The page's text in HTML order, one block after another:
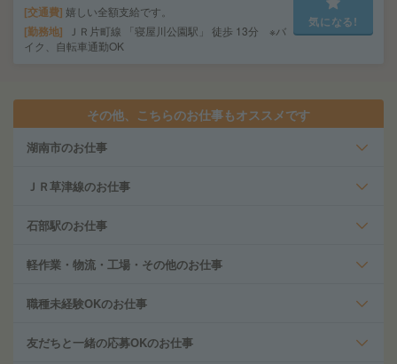
交通費 嬉しい全額支給です。
勤務地
ＪＲ片町線 「寝屋川公園駅」 徒歩 13分 ※バ
イク、自転車通勤OK
気になる!
その他、こちらのお仕事もオススメです
湖南市のお仕事
ＪＲ草津線のお仕事
石部駅のお仕事
軽作業・物流・工場・その他のお仕事
職種未経験OKのお仕事
友だちと一緒の応募OKのお仕事